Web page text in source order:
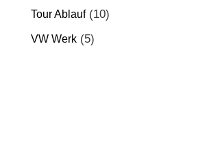
Tour Ablauf(10)
VW Werk(5)